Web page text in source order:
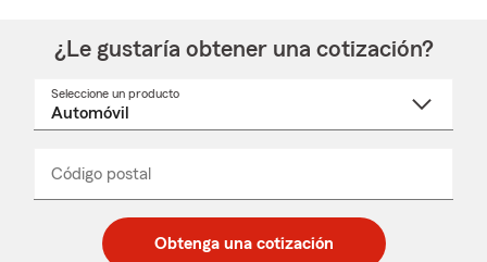
¿Le gustaría obtener una cotización?
Seleccione un producto
desplegable
Código postal
de
de
_____
Obtenga una cotización